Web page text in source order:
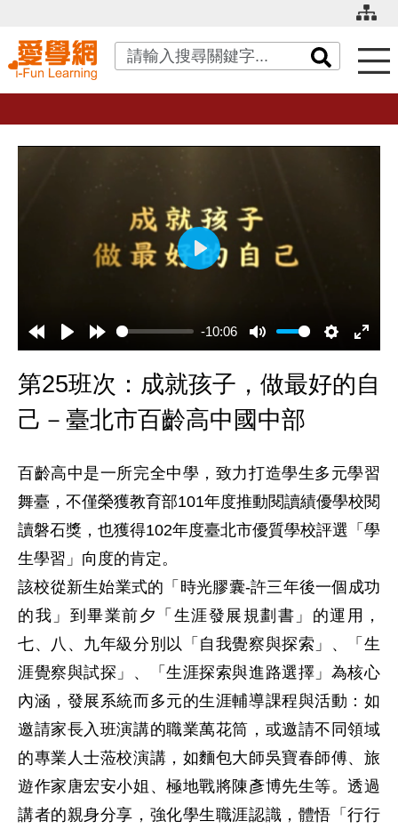
關鍵字搜尋
-10:06
播
第25班次：成就孩子，做最好的自
己－臺北市百齡高中國中部
百齡高中是一所完全中學，致力打造學生多元學習
舞臺，不僅榮獲教育部101年度推動閱讀績優學校閱
讀磐石獎，也獲得102年度臺北市優質學校評選「學
生學習」向度的肯定。
該校從新生始業式的「時光膠囊-許三年後一個成功
的我」到畢業前夕「生涯發展規劃書」的運用，
七、八、九年級分別以「自我覺察與探索」、「生
涯覺察與試探」、「生涯探索與進路選擇」為核心
內涵，發展系統而多元的生涯輔導課程與活動：如
邀請家長入班演講的職業萬花筒，或邀請不同領域
的專業人士蒞校演講，如麵包大師吳寶春師傅、旅
遊作家唐宏安小姐、極地戰將陳彥博先生等。透過
講者的親身分享，強化學生職涯認識，體悟「行行